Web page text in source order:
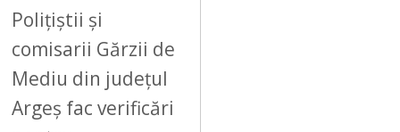
Polițiștii și
comisarii Gărzii de
Mediu din județul
Argeș fac verificări